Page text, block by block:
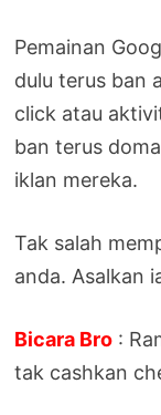
Pemainan
dulu terus ban
click atau
ban terus
iklan mereka.
Tak salah
anda. Asalkan
Bicara Bro :
tak cashkan